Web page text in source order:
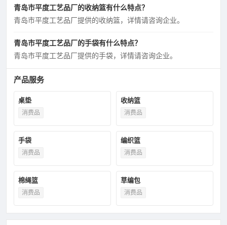
青岛市平度工艺品厂的收纳篮有什么特点？
青岛市平度工艺品厂提供的收纳篮，详情请咨询企业。
青岛市平度工艺品厂的手袋有什么特点？
青岛市平度工艺品厂提供的手袋，详情请咨询企业。
产品服务
桌垫
消费品
收纳篮
消费品
手袋
消费品
编织篮
消费品
棉绳篮
消费品
草编包
消费品